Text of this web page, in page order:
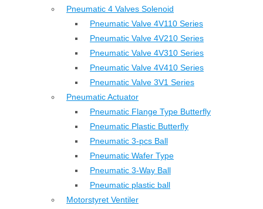
Pneumatic 4 Valves Solenoid
Pneumatic Valve 4V110 Series
Pneumatic Valve 4V210 Series
Pneumatic Valve 4V310 Series
Pneumatic Valve 4V410 Series
Pneumatic Valve 3V1 Series
Pneumatic Actuator
Pneumatic Flange Type Butterfly
Pneumatic Plastic Butterfly
Pneumatic 3-pcs Ball
Pneumatic Wafer Type
Pneumatic 3-Way Ball
Pneumatic plastic ball
Motorstyret Ventiler